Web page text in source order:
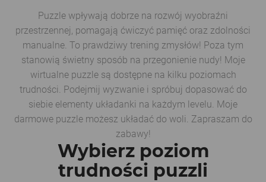
Puzzle wpływają dobrze na rozwój wyobraźni
przestrzennej, pomagają ćwiczyć pamięć oraz zdolności
manualne. To prawdziwy trening zmysłów! Poza tym
stanowią świetny sposób na przegonienie nudy! Moje
wirtualne puzzle są dostępne na kilku poziomach
trudności. Podejmij wyzwanie i spróbuj dopasować do
siebie elementy układanki na każdym levelu. Moje
darmowe puzzle możesz układać do woli. Zapraszam do
zabawy!
Wybierz poziom
trudności puzzli